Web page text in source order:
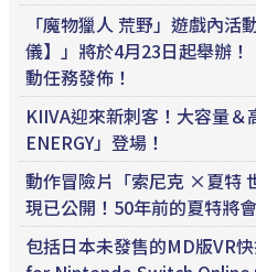
「魔物獵人 荒野」遊戲內活
儀】」將於4月23日起舉辦
動任務發佈！
KIIVA迎來新刺客！大容量＆
ENERGY」登場！
動作冒險片「索尼克 ×夏特
現已公開！50年前的夏特將
包括日本未發售的MD版VR